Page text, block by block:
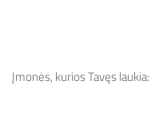
Įmonės, kurios Tavęs laukia: